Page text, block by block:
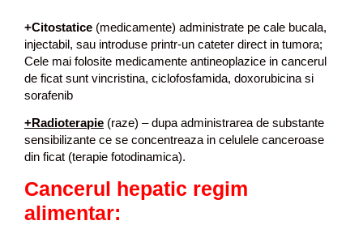
+Citostatice (medicamente) administrate pe cale bucala,
injectabil, sau introduse printr-un cateter direct in tumora;
Cele mai folosite medicamente antineoplazice in cancerul
de ficat sunt vincristina, ciclofosfamida, doxorubicina si
sorafenib
+Radioterapie (raze) – dupa administrarea de substante
sensibilizante ce se concentreaza in celulele canceroase
din ficat (terapie fotodinamica).
Cancerul hepatic regim
alimentar: